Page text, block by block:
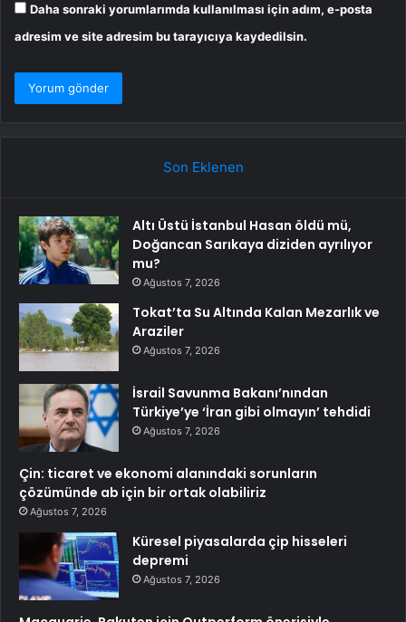
Daha sonraki yorumlarımda kullanılması için adım, e-posta
adresim ve site adresim bu tarayıcıya kaydedilsin.
Son Eklenen
Altı Üstü İstanbul Hasan öldü mü,
Doğancan Sarıkaya diziden ayrılıyor
mu?
Ağustos 7, 2026
Tokat’ta Su Altında Kalan Mezarlık ve
Araziler
Ağustos 7, 2026
İsrail Savunma Bakanı’nından
Türkiye’ye ‘İran gibi olmayın’ tehdidi
Ağustos 7, 2026
Çin: ticaret ve ekonomi alanındaki sorunların
çözümünde ab için bir ortak olabiliriz
Ağustos 7, 2026
Küresel piyasalarda çip hisseleri
depremi
Ağustos 7, 2026